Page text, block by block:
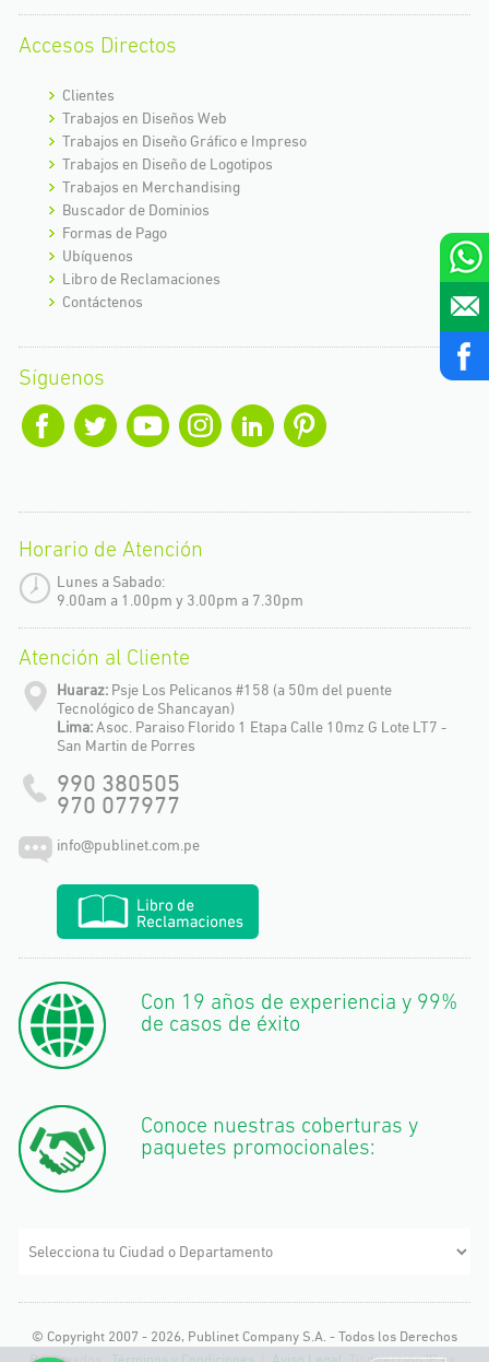
Accesos Directos
Clientes
Trabajos en Diseños Web
Trabajos en Diseño Gráfico e Impreso
Trabajos en Diseño de Logotipos
Trabajos en Merchandising
Buscador de Dominios
Formas de Pago
Ubíquenos
Libro de Reclamaciones
Contáctenos
Síguenos
Horario de Atención
Lunes a Sabado:
9.00am a 1.00pm y 3.00pm a 7.30pm
Atención al Cliente
Huaraz:Psje Los Pelicanos #158 (a 50m del puente
Tecnológico de Shancayan)
Lima:Asoc. Paraiso Florido 1 Etapa Calle 10mz G Lote LT7 -
San Martin de Porres
990 380505
970 077977
info@publinet.com.pe
Con 19 años de experiencia y 99%
de casos de éxito
Conoce nuestras coberturas y
paquetes promocionales:
© Copyright 2007 - 2026, Publinet Company S.A. - Todos los Derechos